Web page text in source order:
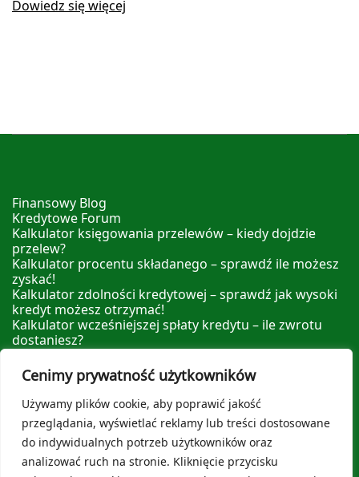
Cenimy prywatność użytkowników
Używamy plików cookie, aby poprawić jakość
przeglądania, wyświetlać reklamy lub treści dostosowane
do indywidualnych potrzeb użytkowników oraz
analizować ruch na stronie. Kliknięcie przycisku
Dowiedz się więcej
Finansowy Blog
Kredytowe Forum
Kalkulator księgowania przelewów – kiedy dojdzie
przelew?
Kalkulator procentu składanego – sprawdź ile możesz
zyskać!
Kalkulator zdolności kredytowej – sprawdź jak wysoki
kredyt możesz otrzymać!
Kalkulator wcześniejszej spłaty kredytu – ile zwrotu
dostaniesz?
zyskać nadpłacając!
Leksykon Finansowy
Polityka prywatności
O nas